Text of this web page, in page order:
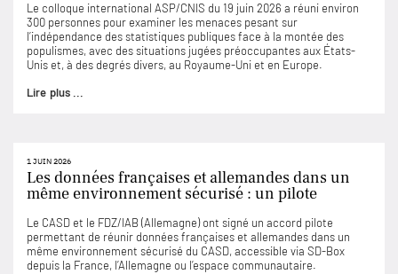
Le colloque international ASP/CNIS du 19 juin 2026 a réuni environ
300 personnes pour examiner les menaces pesant sur
l’indépendance des statistiques publiques face à la montée des
populismes, avec des situations jugées préoccupantes aux États-
Unis et, à des degrés divers, au Royaume-Uni et en Europe.
Lire plus ...
1 JUIN 2026
Les données françaises et allemandes dans un
même environnement sécurisé : un pilote
Le CASD et le FDZ/IAB (Allemagne) ont signé un accord pilote
permettant de réunir données françaises et allemandes dans un
même environnement sécurisé du CASD, accessible via SD-Box
depuis la France, l’Allemagne ou l’espace communautaire.